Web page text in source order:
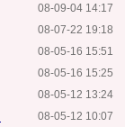
08-09-04 14:17
08-07-22 19:18
08-05-16 15:51
08-05-16 15:25
08-05-12 13:24
08-05-12 10:07